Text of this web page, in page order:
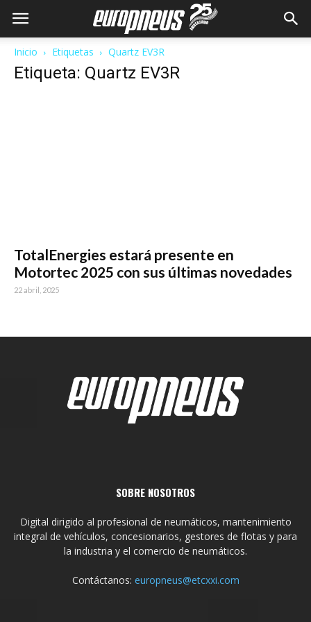
Inicio Etiquetas Quartz EV3R
Etiqueta: Quartz EV3R
TotalEnergies estará presente en
Motortec 2025 con sus últimas novedades
22 abril, 2025
SOBRE NOSOTROS
Digital dirigido al profesional de neumáticos, mantenimiento
integral de vehículos, concesionarios, gestores de flotas y para
la industria y el comercio de neumáticos.
Contáctanos: europneus@etcxxi.com